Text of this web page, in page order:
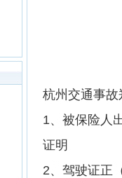
杭州交通事
1、被保险人
证明
2、驾驶证正